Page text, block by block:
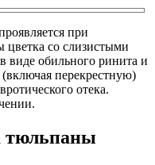
при
цветка со слизистыми
виде обильного ринита и
(включая перекрестную)
отека.
тюльпаны